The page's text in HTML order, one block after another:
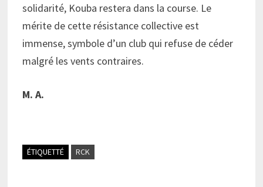
solidarité, Kouba restera dans la course. Le
mérite de cette résistance collective est
immense, symbole d’un club qui refuse de céder
malgré les vents contraires.
M. A.
ÉTIQUETTÉ RCK